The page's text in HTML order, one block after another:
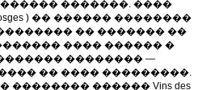
�������. ����
) �� ������ ��������
�� ������� ��
���� ������ �
�������� —
�� ���� ���������.
������ Vins des